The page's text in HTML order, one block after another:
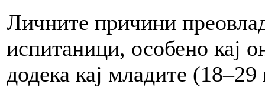
Личните причини
испитаници, особено кај
додека кај младите